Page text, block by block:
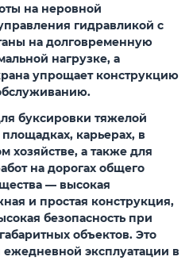
на неровной
гидравликой с
на долговременную
нагрузке, а
упрощает конструкцию
буксировки тяжелой
карьерах, в
хозяйстве, а также для
на дорогах общего
— высокая
и простая конструкция,
безопасность при
объектов. Это
эксплуатации в